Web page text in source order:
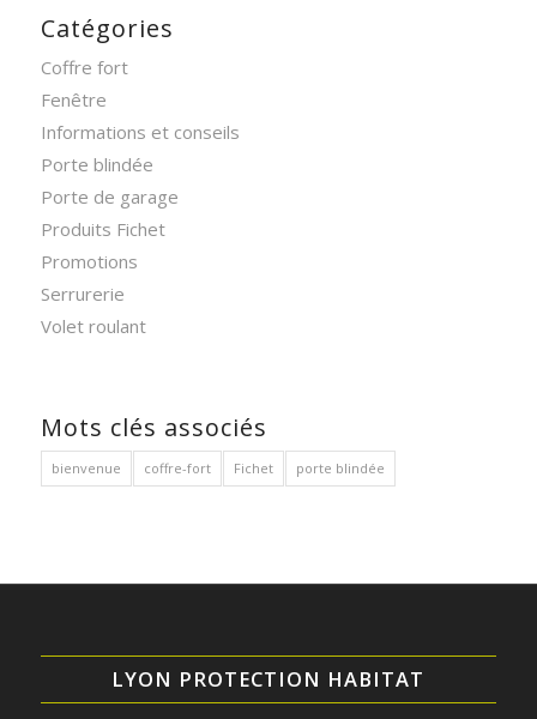
Catégories
Coffre fort
Fenêtre
Informations et conseils
Porte blindée
Porte de garage
Produits Fichet
Promotions
Serrurerie
Volet roulant
Mots clés associés
bienvenue coffre-fort Fichet porte blindée
LYON PROTECTION HABITAT